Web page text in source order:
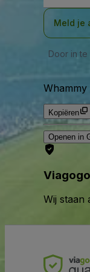
Meld je
Door in
Kopiëren
Openen in
Wij staan